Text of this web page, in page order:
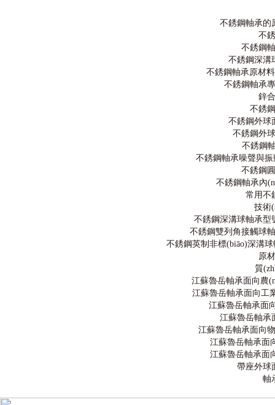
不銹鋼軸承的
不
不銹鋼
不銹鋼深溝
不銹鋼軸承原材
不銹鋼軸承
鋅
不銹
不銹鋼外球
不銹鋼外
不銹鋼
不銹鋼軸承噪聲與振
不銹鋼
不銹鋼軸承內
常用不
技術
不銹鋼深溝球軸承型
不銹鋼雙列角接觸球
不銹鋼英制非標(biāo)深溝
原
質
江蘇魯岳軸承面向農
江蘇魯岳軸承面向工
江蘇魯岳軸承面
江蘇魯岳軸承
江蘇魯岳軸承面向
江蘇魯岳軸承面
江蘇魯岳軸承面
帶座外球
軸